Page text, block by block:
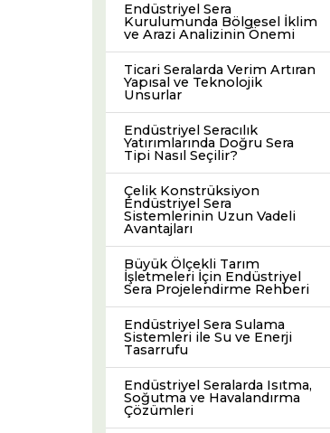
Endüstriyel Sera
Kurulumunda Bölgesel İklim
ve Arazi Analizinin Önemi
Ticari Seralarda Verim Artıran
Yapısal ve Teknolojik
Unsurlar
Endüstriyel Seracılık
Yatırımlarında Doğru Sera
Tipi Nasıl Seçilir?
Çelik Konstrüksiyon
Endüstriyel Sera
Sistemlerinin Uzun Vadeli
Avantajları
Büyük Ölçekli Tarım
İşletmeleri İçin Endüstriyel
Sera Projelendirme Rehberi
Endüstriyel Sera Sulama
Sistemleri ile Su ve Enerji
Tasarrufu
Endüstriyel Seralarda Isıtma,
Soğutma ve Havalandırma
Çözümleri